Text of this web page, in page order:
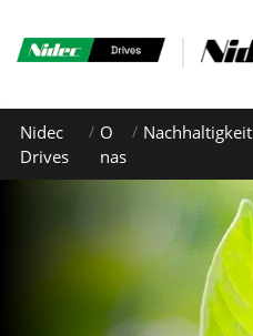
Nidec
Drives
O
nas
Nachhaltigkeit